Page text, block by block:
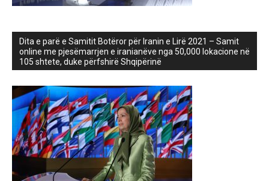
Dita e parë e Samitit Botëror për Iranin e Lirë 2021 – Samit
online me pjesëmarrjen e iranianëve nga 50,000 lokacione në
105 shtete, duke përfshirë Shqipërinë